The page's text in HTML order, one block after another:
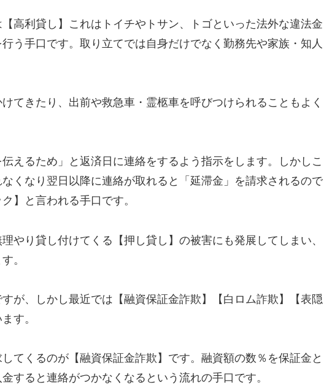
高利貸し】これはトイチやトサン、トゴといった法外な違法金
う手口です。取り立てでは自身だけでなく勤務先や家族・知人
てきたり、出前や救急車・霊柩車を呼びつけられることもよく
えるため」と返済日に連絡をするよう指示をします。しかしこ
くなり翌日以降に連絡が取れると「延滞金」を請求されるので
】と言われる手口です。
やり貸し付けてくる【押し貸し】の被害にも発展してしまい、
。
が、しかし最近では【融資保証金詐欺】【白ロム詐欺】【表隠
す。
てくるのが【融資保証金詐欺】です。融資額の数％を保証金と
すると連絡がつかなくなるという流れの手口です。